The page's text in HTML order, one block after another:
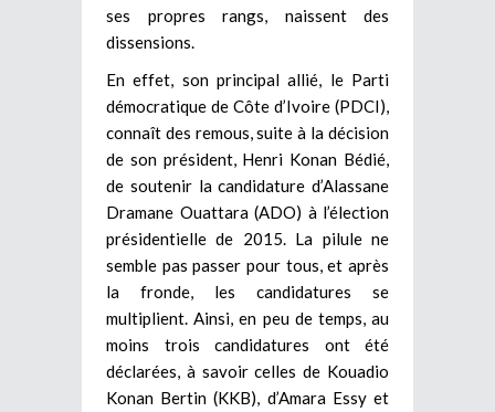
ses propres rangs, naissent des
dissensions.
En effet, son principal allié, le Parti
démocratique de Côte d’Ivoire (PDCI),
connaît des remous, suite à la décision
de son président, Henri Konan Bédié,
de soutenir la candidature d’Alassane
Dramane Ouattara (ADO) à l’élection
présidentielle de 2015. La pilule ne
semble pas passer pour tous, et après
la fronde, les candidatures se
multiplient. Ainsi, en peu de temps, au
moins trois candidatures ont été
déclarées, à savoir celles de Kouadio
Konan Bertin (KKB), d’Amara Essy et